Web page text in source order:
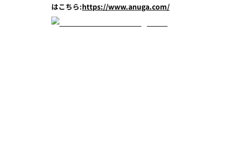
はこちら:https://www.anuga.com/